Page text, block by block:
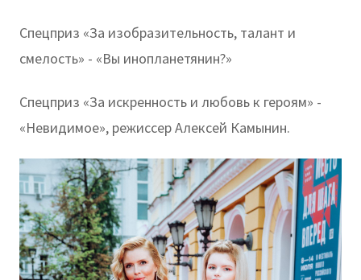
Спецприз «За изобразительность, талант и
смелость» - «Вы инопланетянин?»
Спецприз «За искренность и любовь к героям» -
«Невидимое», режиссер Алексей Камынин.